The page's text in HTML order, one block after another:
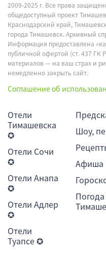
2009-2025 г. Все права
общедоступный проект
Краснодарский край,
города Тимашевск. Архивный
Информация предоставлена
публичной офертой (ст. 437 ГК
материалов — на ваш страх и
немедленно закрыть сайт.
Соглашение об
Отели
Тимашевска
✪
Отели Сочи
✪
Отели Анапа
✪
Отели Адлер
✪
Отели
Туапсе ✪
Шоу,
Афиша